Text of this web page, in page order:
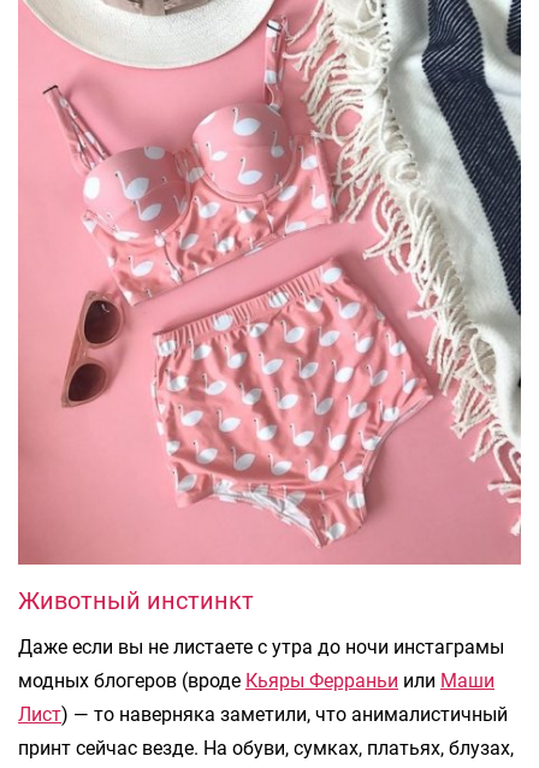
Животный инстинкт
Даже если вы не листаете с утра до ночи инстаграмы
модных блогеров (вроде Кьяры Ферраньи или Маши
Лист) — то наверняка заметили, что анималистичный
принт сейчас везде. На обуви, сумках, платьях, блузах,